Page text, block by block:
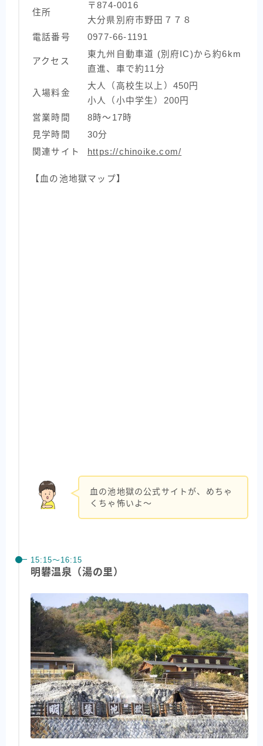
住所
〒874-0016
大分県別府市野田７７８
電話番号
0977-66-1191
アクセス
東九州自動車道 (別府IC)から約6km
直進、車で約11分
入場料金
大人（高校生以上）450円
小人（小中学生）200円
営業時間
8時〜17時
見学時間
30分
関連サイト
https://chinoike.com/
【血の池地獄マップ】
血の池地獄の公式サイトが、めちゃ
くちゃ怖いよ〜
15:15〜16:15
明礬温泉（湯の里）